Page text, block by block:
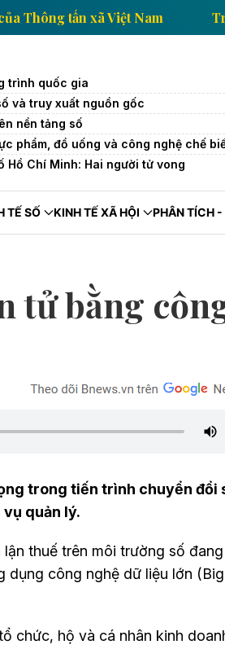
kinh tế của Thông tấn xã Việt Nam
trình quốc gia
và truy xuất nguồn gốc
nền tảng số
phẩm, đồ uống và công nghệ chế
Chí Minh: Hai người tử vong
TẾ SỐ KINH TẾ XÃ HỘI PHÂN TÍCH -
tử bằng
trong tiến trình chuyển đổi
quản lý.
thuế trên môi trường số
dụng công nghệ dữ liệu lớn (Big
chức, hộ và cá nhân kinh